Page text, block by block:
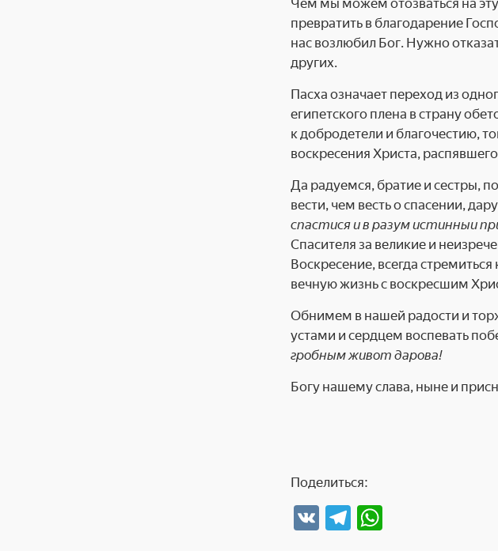
Чем мы можем отозваться на
превратить в благодарение
нас возлюбил Бог. Нужно
других.
Пасха означает переход из
египетского плена в страну
к добродетели и благочестию,
воскресения Христа,
Да радуемся, братие и сестры,
вести, чем весть о спасении,
спастися и в разум истинныи
Спасителя за великие и
Воскресение, всегда
вечную жизнь с воскресшим
Обнимем в нашей радости и
устами и сердцем воспевать
гробным живот дарова!
Богу нашему слава, ныне и
Поделиться:
V
T